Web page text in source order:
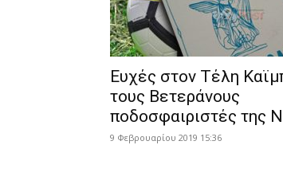
Ευχές στον Τέλη
τους Βετεράνους
ποδοσφαιριστές της
9 Φεβρουαρίου 2019 15:36